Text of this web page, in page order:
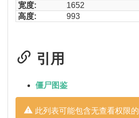
宽度:
1652
高度:
993
引用
僵尸图鉴
此列表可能包含无查看权限的